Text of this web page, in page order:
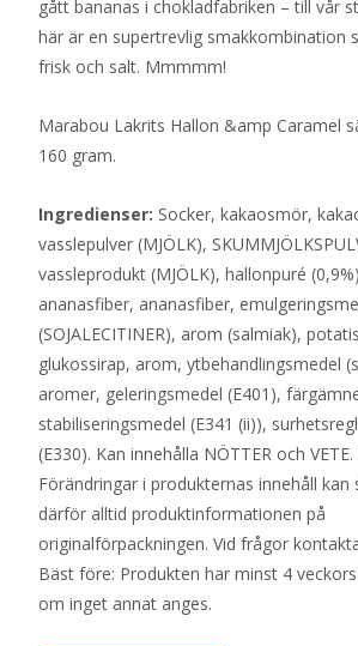
gått bananas i chokladfabriken – till vår
här är en supertrevlig smakkombination
frisk och salt. Mmmmm!
Marabou Lakrits Hallon &amp Caramel
160 gram.
Ingredienser: Socker, kakaosmör,
vasslepulver (MJÖLK),
vassleprodukt (MJÖLK), hallonpuré
ananasfiber, ananasfiber,
(SOJALECITINER), arom (salmiak),
glukossirap, arom, ytbehandlingsmedel
aromer, geleringsmedel (E401),
stabiliseringsmedel (E341 (ii)),
(E330). Kan innehålla NÖTTER och
Förändringar i produkternas innehåll kan
därför alltid produktinformationen på
originalförpackningen. Vid frågor
Bäst före: Produkten har minst 4
om inget annat anges.